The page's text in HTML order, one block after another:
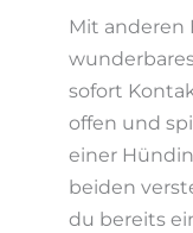
Mit anderen
sofort
offen und
einer
beiden
du bereits